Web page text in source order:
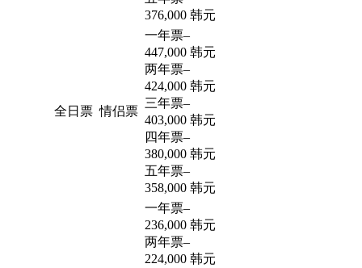
全日票
376,000 韩元
情侣票
一年票–
447,000 韩元
两年票–
424,000 韩元
三年票–
403,000 韩元
四年票–
380,000 韩元
五年票–
358,000 韩元
一年票–
236,000 韩元
两年票–
224,000 韩元